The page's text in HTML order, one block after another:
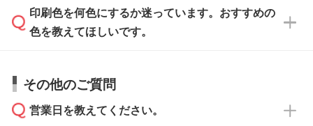
方」をご確認ください。
ムへ添付いただくか、担当スタッフ宛にメール
でお送りください。
い合わせください。
なお、印刷用データの作り方に関する詳細は、
データ作成でお困りの際には、担当スタッフが
サポートいたしますのでお気軽にご相談くださ
から添付してお送りください。
印刷色を何色にするか迷っています。おすすめの
色を教えてほしいです。
お見積・ご注文・
相談いただきますと、担当スタッフがお客様の
ご希望や商品の本体色を確認し、印刷色をご提
その他のご質問
営業日を教えてください。